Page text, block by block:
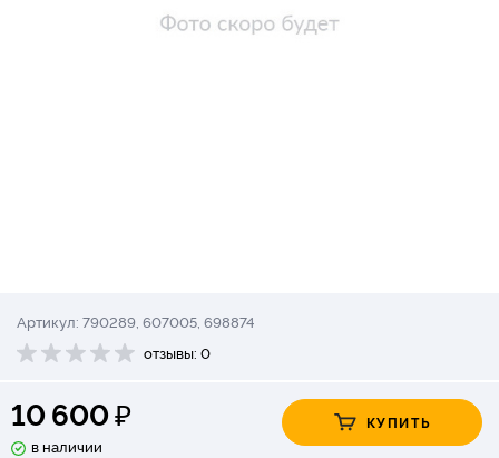
Артикул: 790289, 607005, 698874
отзывы: 0
10 600₽
в наличии
КУПИТЬ